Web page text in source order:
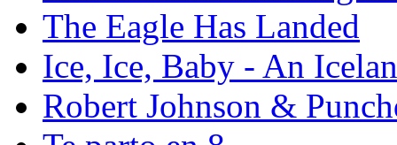
The Eagle Has Landed
Ice, Ice, Baby - An
Robert Johnson &